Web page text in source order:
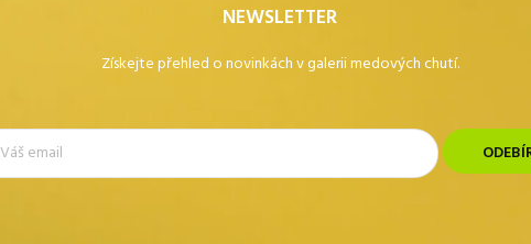
NEWSLETTER
Získejte přehled o novinkách v galerii medových chutí.